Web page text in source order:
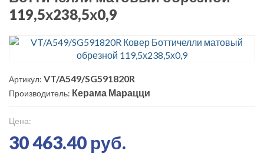
119,5х238,5х0,9
Артикул: VT/A549/SG591820R
Производитель: Керама Марацци
Цена:
30 463.40 руб.